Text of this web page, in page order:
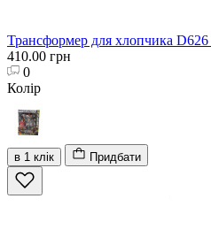
Трансформер для хлопчика
410.00 грн
0
Колір
в 1 клік Придбати